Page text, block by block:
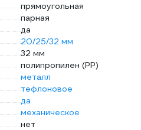
прямоугольная
парная
да
20/25/32 мм
32 мм
полипропилен (PP)
металл
тефлоновое
да
механическое
нет